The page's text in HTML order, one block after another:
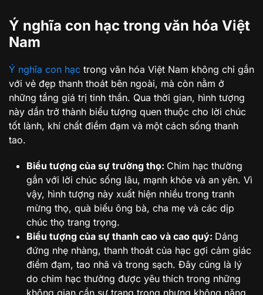
Ý nghĩa con hạc trong văn hóa Việt
Nam
Ý nghĩa con hạc trong văn hóa Việt Nam không chỉ gắn
với vẻ đẹp thanh thoát bên ngoài, mà còn nằm ở
những tầng giá trị tinh thần. Qua thời gian, hình tượng
này dần trở thành biểu tượng quen thuộc cho lời chúc
tốt lành, khí chất điềm đạm và một cách sống thanh
tao.
Biểu tượng của sự trường thọ: Chim hạc thường
gắn với lời chúc sống lâu, mạnh khỏe và an yên. Vì
vậy, hình tượng này xuất hiện nhiều trong tranh
mừng thọ, quà biếu ông bà, cha mẹ và các dịp
chúc thọ trang trọng.
Biểu tượng của sự thanh cao và cao quý: Dáng
đứng nhẹ nhàng, thanh thoát của hạc gợi cảm giác
điềm đạm, tao nhã và trong sạch. Đây cũng là lý
do chim hạc thường được yêu thích trong những